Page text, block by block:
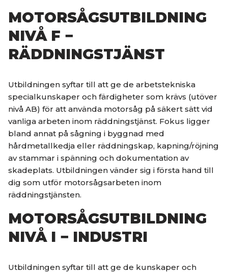
MOTORSÅGSUTBILDNING
NIVÅ F −
RÄDDNINGSTJÄNST
Utbildningen syftar till att ge de arbetstekniska
specialkunskaper och färdigheter som krävs (utöver
nivå AB) för att använda motorsåg på säkert sätt vid
vanliga arbeten inom räddningstjänst. Fokus ligger
bland annat på sågning i byggnad med
hårdmetallkedja eller räddningskap, kapning/röjning
av stammar i spänning och dokumentation av
skadeplats. Utbildningen vänder sig i första hand till
dig som utför motorsågsarbeten inom
räddningstjänsten.
MOTORSÅGSUTBILDNING
NIVÅ I − INDUSTRI
Utbildningen syftar till att ge de kunskaper och